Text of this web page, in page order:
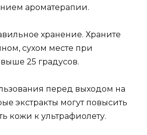
ароматерапии.
хранение. Храните
сухом месте при
25 градусов.
перед выходом на
экстракты могут повысить
кожи к ультрафиолету.